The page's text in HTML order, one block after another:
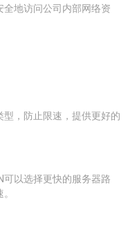
地访问公司内部网络资
，防止限速，提供更好的
以选择更快的服务器路